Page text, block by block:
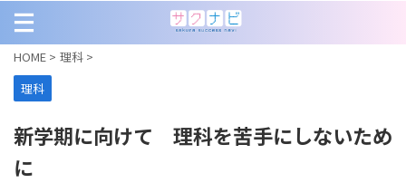
HOME > 理科 >
理科
新学期に向けて 理科を苦手にしないため
に